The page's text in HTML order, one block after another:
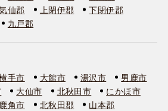
仙郡 上閉伊郡
下閉伊郡
九戸郡
手市 大館市 湯沢市
男鹿市
大仙市 北秋田市
にかほ市
鹿角市 北秋田郡
山本郡